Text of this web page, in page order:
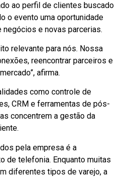
ao perfil de clientes buscado
o evento uma oportunidade
e novas parcerias.
relevante para nós. Nossa
reencontrar parceiros e
afirma.
como controle de
CRM e ferramentas de pós-
concentrem a gestão da
pela empresa é a
de telefonia. Enquanto muitas
diferentes tipos de varejo, a